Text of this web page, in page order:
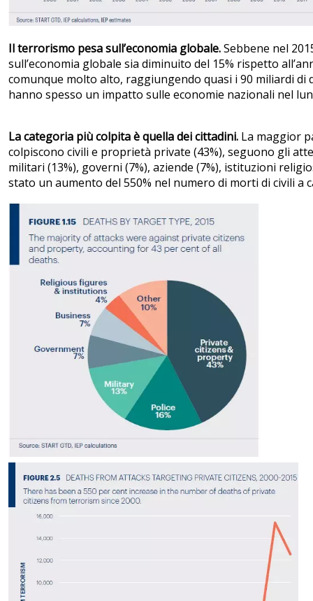
Il terrorismo pesa sull’economia globale.Sebbene nel
sull’economia globale sia diminuito del 15% rispetto
comunque molto alto, raggiungendo quasi i 90 miliardi
hanno spesso un impatto sulle economie nazionali nel
La categoria più colpita è quella dei cittadini. La maggior
colpiscono civili e proprietà private (43%), seguono gli
militari (13%), governi (7%), aziende (7%), istituzioni
stato un aumento del 550% nel numero di morti di civili a